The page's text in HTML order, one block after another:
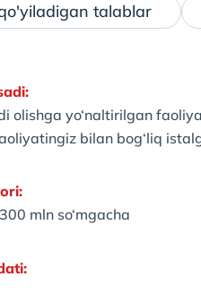
talablar
olishga yo‘naltirilgan
bilan bog‘liq
mln so‘mgacha